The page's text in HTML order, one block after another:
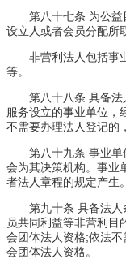
第八十七条 为公益
设立人或者会员分配所
非营利法人包括事
等。
第八十八条 具备
服务设立的事业单位，
不需要办理法人登记的
第八十九条 事业
会为其决策机构。事业
者法人章程的规定产生。
第九十条 具备法
员共同利益等非营利目
会团体法人资格;依法
会团体法人资格。